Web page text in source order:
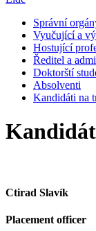
Správní
Vyučující a
Hostující
Ředitel a
Doktorští
Absolventi
Kandidáti na
Ctirad Slavík
Placement officer